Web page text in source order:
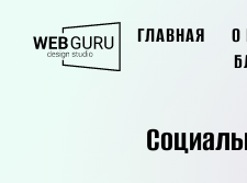
ГЛАВНАЯ О